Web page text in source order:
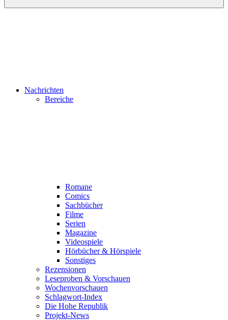
Nachrichten
Bereiche
Romane
Comics
Sachbücher
Filme
Serien
Magazine
Videospiele
Hörbücher & Hörspiele
Sonstiges
Rezensionen
Leseproben & Vorschauen
Wochenvorschauen
Schlagwort-Index
Die Hohe Republik
Projekt-News